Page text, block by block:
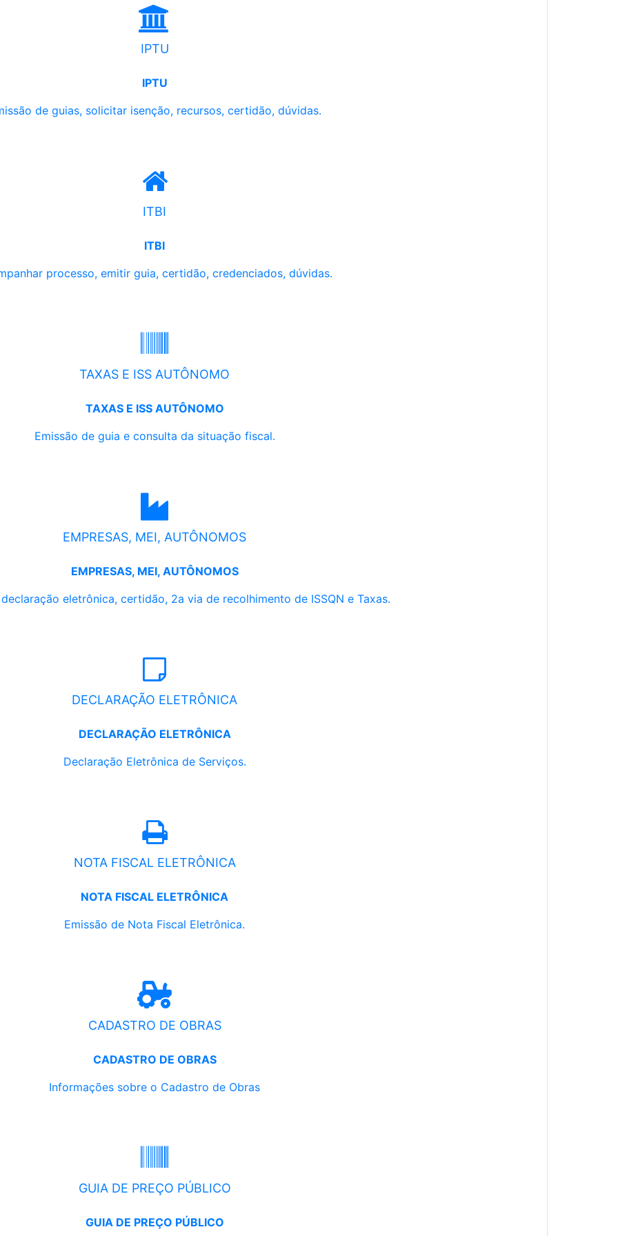
IPTU
IPTU
de guias, solicitar isenção, recursos, certidão, dúvidas.
ITBI
ITBI
processo, emitir guia, certidão, credenciados, dúvidas.
TAXAS E ISS AUTÔNOMO
TAXAS E ISS AUTÔNOMO
Emissão de guia e consulta da situação fiscal.
EMPRESAS, MEI, AUTÔNOMOS
EMPRESAS, MEI, AUTÔNOMOS
eletrônica, certidão, 2a via de recolhimento de ISSQN e Taxas.
DECLARAÇÃO ELETRÔNICA
DECLARAÇÃO ELETRÔNICA
Declaração Eletrônica de Serviços.
NOTA FISCAL ELETRÔNICA
NOTA FISCAL ELETRÔNICA
Emissão de Nota Fiscal Eletrônica.
CADASTRO DE OBRAS
CADASTRO DE OBRAS
Informações sobre o Cadastro de Obras
GUIA DE PREÇO PÚBLICO
GUIA DE PREÇO PÚBLICO